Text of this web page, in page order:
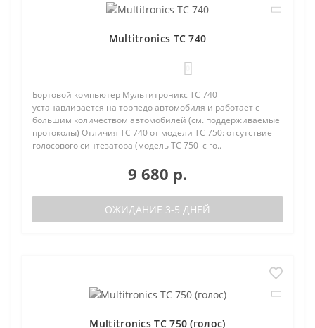
Multitronics TC 740
Бортовой компьютер Мультитроникс TC 740
устанавливается на торпедо автомобиля и работает с
большим количеством автомобилей (см. поддерживаемые
протоколы) Отличия TC 740 от модели TC 750: отсутствие
голосового синтезатора (модель TC 750 с го..
9 680 р.
ОЖИДАНИЕ 3-5 ДНЕЙ
Multitronics TC 750 (голос)